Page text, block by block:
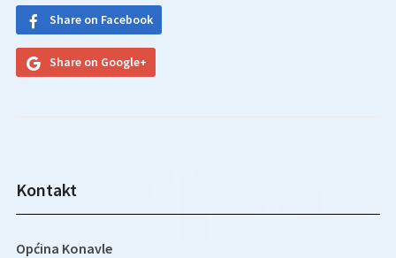
Share on Facebook
Share on Google+
Kontakt
Općina Konavle